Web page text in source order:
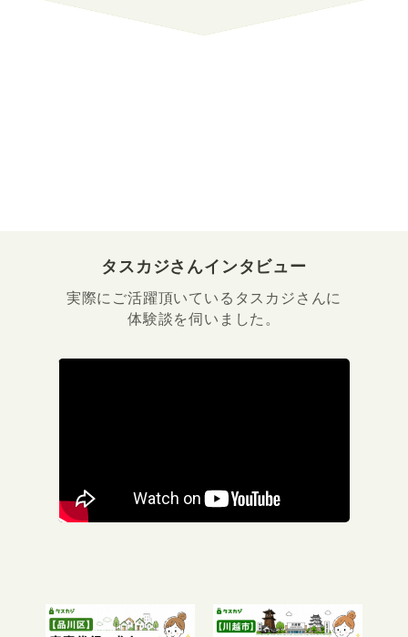
タスカジさんインタビュー
実際にご活躍頂いているタスカジさんに
体験談を伺いました。